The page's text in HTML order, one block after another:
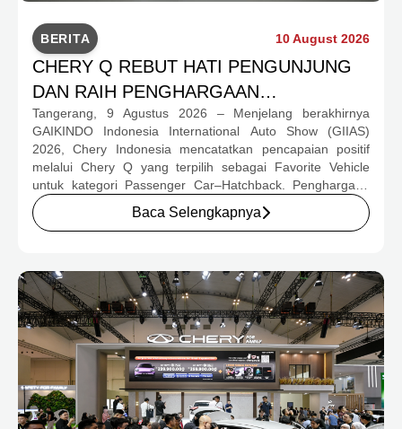
BERITA 10 August 2026
CHERY Q REBUT HATI PENGUNJUNG
DAN RAIH PENGHARGAAN
HATCHBACK FAVORIT DI GIIAS 2026
Tangerang, 9 Agustus 2026 – Menjelang berakhirnya
GAIKINDO Indonesia International Auto Show (GIIAS)
2026, Chery Indonesia mencatatkan pencapaian positif
melalui Chery Q yang terpilih sebagai Favorite Vehicle
untuk kategori Passenger Car–Hatchback. Penghargaan
tersebut diumumkan pada Exhibitor Night GIIAS 2026, 8
Agustus 2026, dan mencerminkan antusiasme pengunjung
Baca Selengkapnya